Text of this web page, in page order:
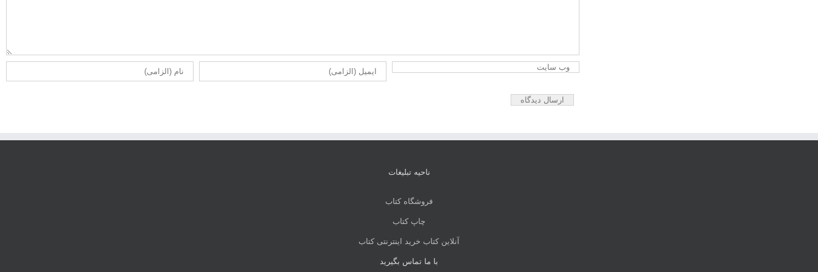
ناحیه تبلیغات
فروشگاه کتاب
چاپ کتاب
آنلاین کتاب خرید اینترنتی کتاب
با ما تماس بگیرید